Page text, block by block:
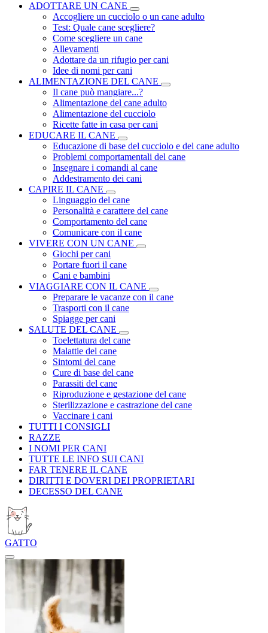
ADOTTARE UN CANE
Accogliere un cucciolo o un cane adulto
Test: Quale cane scegliere?
Come scegliere un cane
Allevamenti
Adottare da un rifugio per cani
Idee di nomi per cani
ALIMENTAZIONE DEL CANE
Il cane può mangiare...?
Alimentazione del cane adulto
Alimentazione del cucciolo
Ricette fatte in casa per cani
EDUCARE IL CANE
Educazione di base del cucciolo e del cane adulto
Problemi comportamentali del cane
Insegnare i comandi al cane
Addestramento dei cani
CAPIRE IL CANE
Linguaggio del cane
Personalità e carattere del cane
Comportamento del cane
Comunicare con il cane
VIVERE CON UN CANE
Giochi per cani
Portare fuori il cane
Cani e bambini
VIAGGIARE CON IL CANE
Preparare le vacanze con il cane
Trasporti con il cane
Spiagge per cani
SALUTE DEL CANE
Toelettatura del cane
Malattie del cane
Sintomi del cane
Cure di base del cane
Parassiti del cane
Riproduzione e gestazione del cane
Sterilizzazione e castrazione del cane
Vaccinare i cani
TUTTI I CONSIGLI
RAZZE
I NOMI PER CANI
TUTTE LE INFO SUI CANI
FAR TENERE IL CANE
DIRITTI E DOVERI DEI PROPRIETARI
DECESSO DEL CANE
GATTO